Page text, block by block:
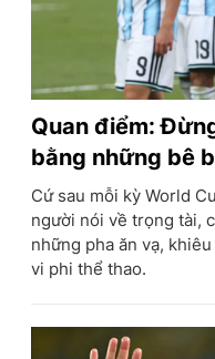
Quan điểm:
bằng những bê
Cứ sau mỗi kỳ World
người nói về trọng tài,
những pha ăn vạ,
vi phi thể thao.